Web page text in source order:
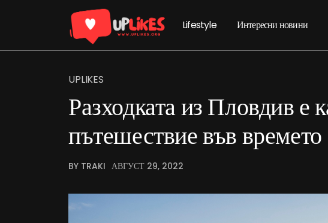
Lifestyle Интересни новини
UPLIKES
Разходката из Пловдив е
пътешествие във времето
BY TRAKI АВГУСТ 29, 2022